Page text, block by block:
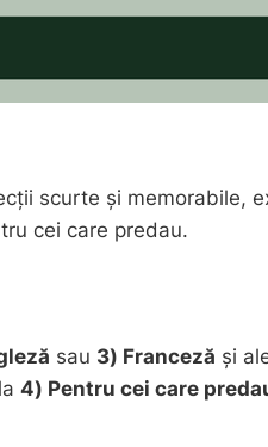
scurte și memorabile,
cei care predau.
sau 3) Franceză și
4) Pentru cei care